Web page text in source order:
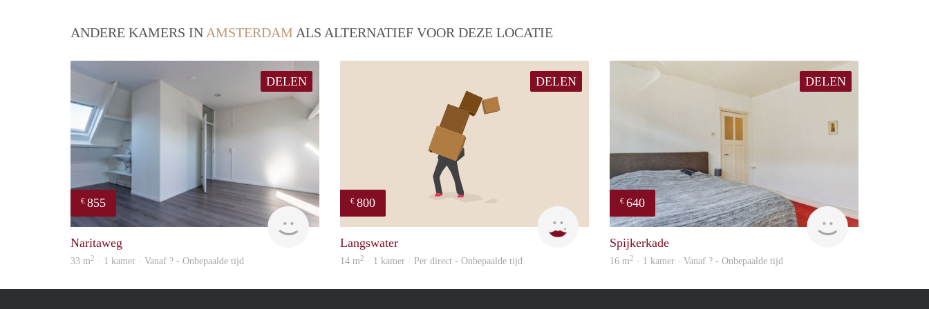
ANDERE KAMERS IN AMSTERDAM ALS ALTERNATIEF VOOR DEZE LOCATIE
DELEN
€ 855
Woning
Naritaweg
33 m2 · 1 kamer · Vanaf ? - Onbepaalde tijd
DELEN
€ 800
Langswater
14 m2 · 1 kamer · Per direct - Onbepaalde tijd
DELEN
€ 640
Woning
Spijkerkade
16 m2 · 1 kamer · Vanaf ? - Onbepaalde tijd